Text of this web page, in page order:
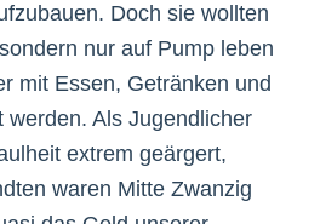
Doch sie wollten
nur auf Pump leben
mit Essen, Getränken und
werden. Als Jugendlicher
extrem geärgert,
waren Mitte Zwanzig